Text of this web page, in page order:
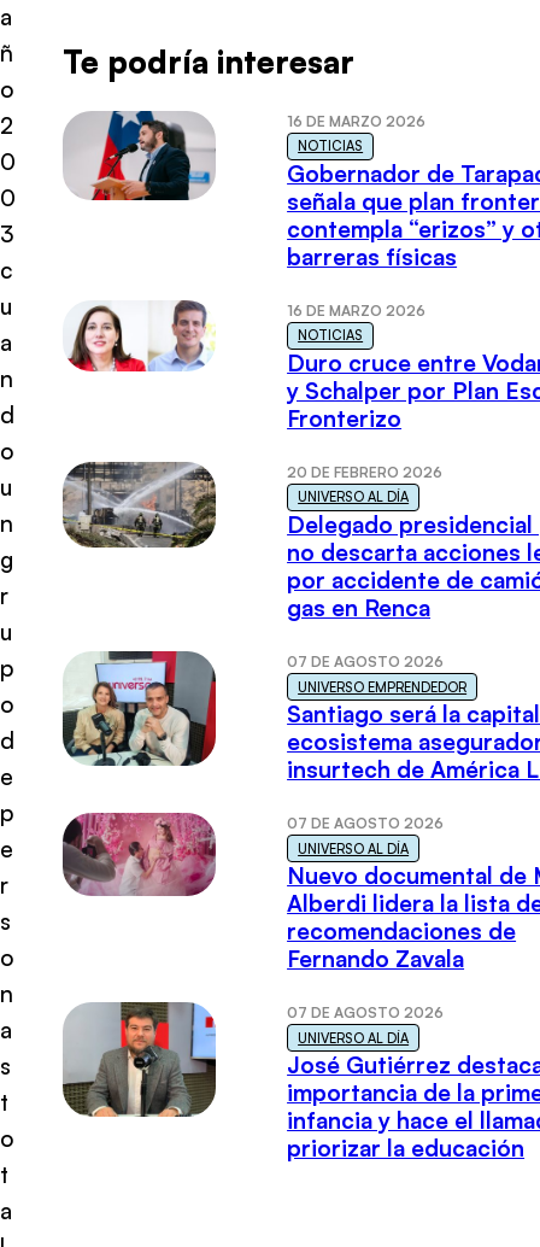
a
ñ
o
2
0
0
3
c
u
a
n
d
o
u
n
g
r
u
p
o
d
e
p
e
r
s
o
n
a
s
t
o
t
a
Te podría interesar
16 DE MARZO 2026
NOTICIAS
Gobernador de
señala que plan
contempla “erizos” y
barreras físicas
16 DE MARZO 2026
NOTICIAS
Duro cruce entre
y Schalper por Plan
Fronterizo
20 DE FEBRERO 2026
UNIVERSO AL DÍA
Delegado presidencial
no descarta acciones
por accidente de
gas en Renca
07 DE AGOSTO 2026
UNIVERSO EMPRENDEDOR
Santiago será la
ecosistema
insurtech de América
07 DE AGOSTO 2026
UNIVERSO AL DÍA
Nuevo documental de
Alberdi lidera la lista
recomendaciones de
Fernando Zavala
07 DE AGOSTO 2026
UNIVERSO AL DÍA
José Gutiérrez
importancia de la
infancia y hace el
priorizar la educación